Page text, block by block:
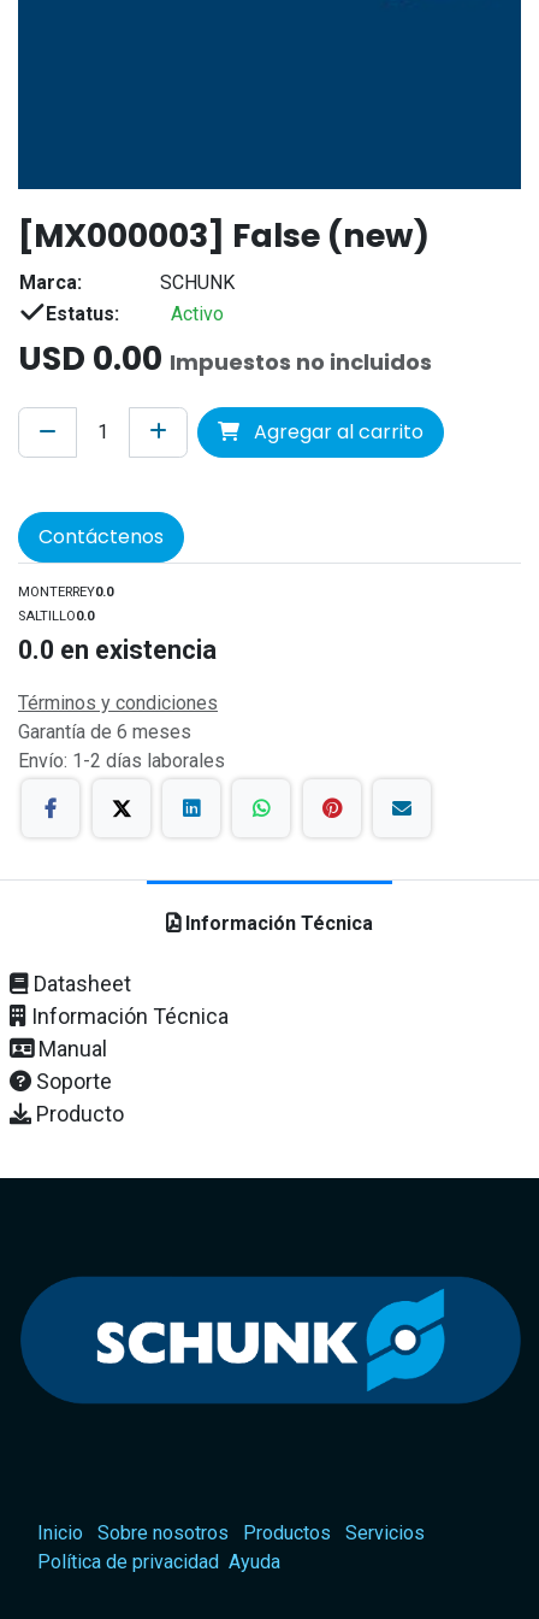
[MX000003] False (new)
Marca:
SCHUNK
Estatus:
Activo
USD 0.00 Impuestos no incluidos
Agregar al carrito
Contáctenos
MONTERREY0.0
SALTILLO0.0
0.0 en existencia
Términos y condiciones
Garantía de 6 meses
Envío: 1-2 días laborales
Información Técnica
Datasheet
Información Técnica
Manual
Soporte
Producto
Inicio Sobre nosotros Productos
Servicios
Política de privacidad Ayuda